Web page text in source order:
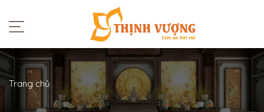
Trang chủ